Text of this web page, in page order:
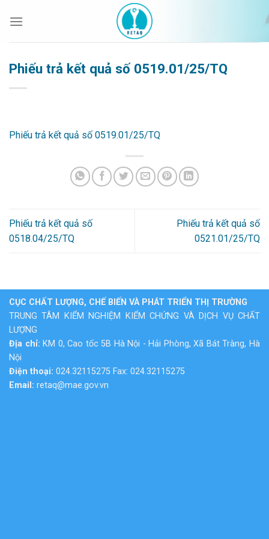
qua
Phiếu trả kết quả số 0519.01/25/TQ
Phiếu trả kết quả số 0519.01/25/TQ
Phiếu trả kết quả số
0518.04/25/TQ
Phiếu trả kết quả số
0521.01/25/TQ
CỤC CHẤT LƯỢNG, CHẾ BIẾN VÀ PHÁT TRIỂN THỊ TRƯỜNG
TRUNG TÂM KIỂM NGHIỆM KIỂM CHỨNG VÀ DỊCH VỤ CHẤT
LƯỢNG
Địa chỉ: KM 0, Cao tốc 5B Hà Nội - Hải Phòng, Xã Bát Tràng, Hà
Nội
Điện thoại: 024.32115275 Fax: 024.32115275
Email: retaq@mae.gov.vn